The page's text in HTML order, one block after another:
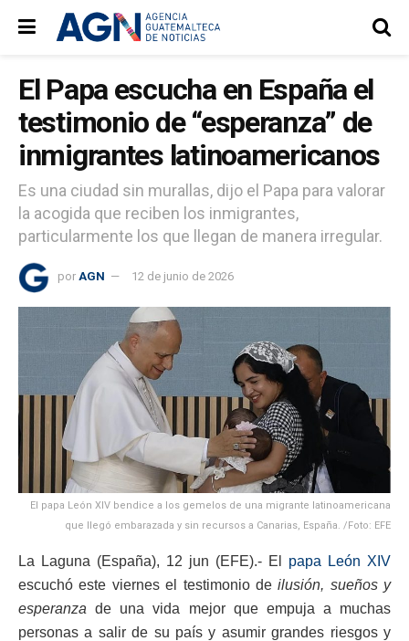
El Papa escucha en España el
testimonio de “esperanza” de
inmigrantes latinoamericanos
Es una ciudad sin murallas, dijo el Papa para valorar
la acogida que reciben los inmigrantes,
particularmente los que llegan de manera irregular.
por AGN 12 de junio de 2026
El papa León XIV bendice a los gemelos de una migrante latinoamericana
que llegó embarazada y sin recursos a Canarias, España. /Foto: EFE
La Laguna (España), 12 jun (EFE).- El papa León XIV
escuchó este viernes el testimonio deilusión, sueños y
esperanza de una vida mejor que empuja a muchas
personas a salir de su país y asumir grandes riesgos y